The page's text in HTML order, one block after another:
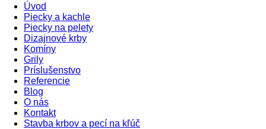
Úvod
Piecky a kachle
Piecky na pelety
Dizajnové krby
Komíny
Grily
Príslušenstvo
Referencie
Blog
O nás
Kontakt
Stavba krbov a pecí na kľúč